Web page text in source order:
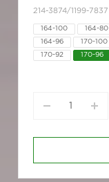
214-3874/1199-7837
164-100 164-80
164-96 170-100
170-92 170-96